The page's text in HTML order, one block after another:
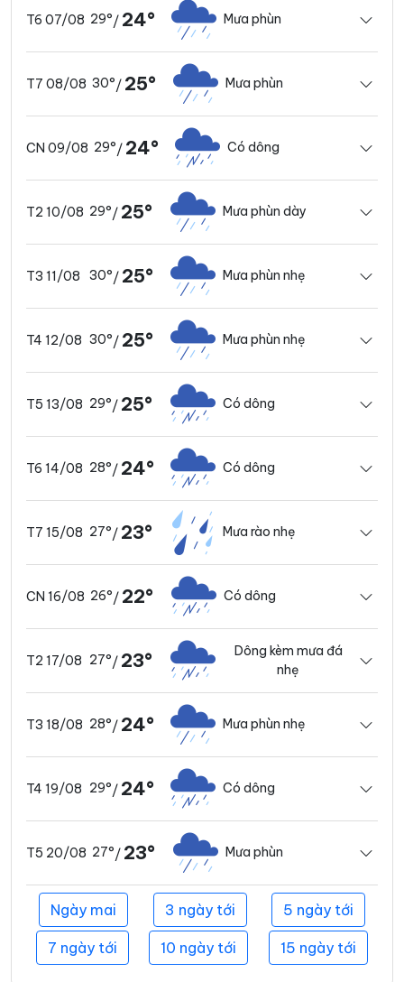
T6 07/08 29°/ 24° Mưa phùn
T7 08/08 30°/ 25° Mưa phùn
CN 09/08 29°/ 24° Có dông
T2 10/08 29°/ 25° Mưa phùn dày
T3 11/08 30°/ 25° Mưa phùn nhẹ
T4 12/08 30°/ 25° Mưa phùn nhẹ
T5 13/08 29°/ 25° Có dông
T6 14/08 28°/ 24° Có dông
T7 15/08 27°/ 23° Mưa rào nhẹ
CN 16/08 26°/ 22° Có dông
T2 17/08 27°/ 23°
Dông kèm mưa đá
nhẹ
T3 18/08 28°/ 24° Mưa phùn nhẹ
T4 19/08 29°/ 24° Có dông
T5 20/08 27°/ 23° Mưa phùn
Ngày mai 3 ngày tới 5 ngày tới
7 ngày tới 10 ngày tới 15 ngày tới